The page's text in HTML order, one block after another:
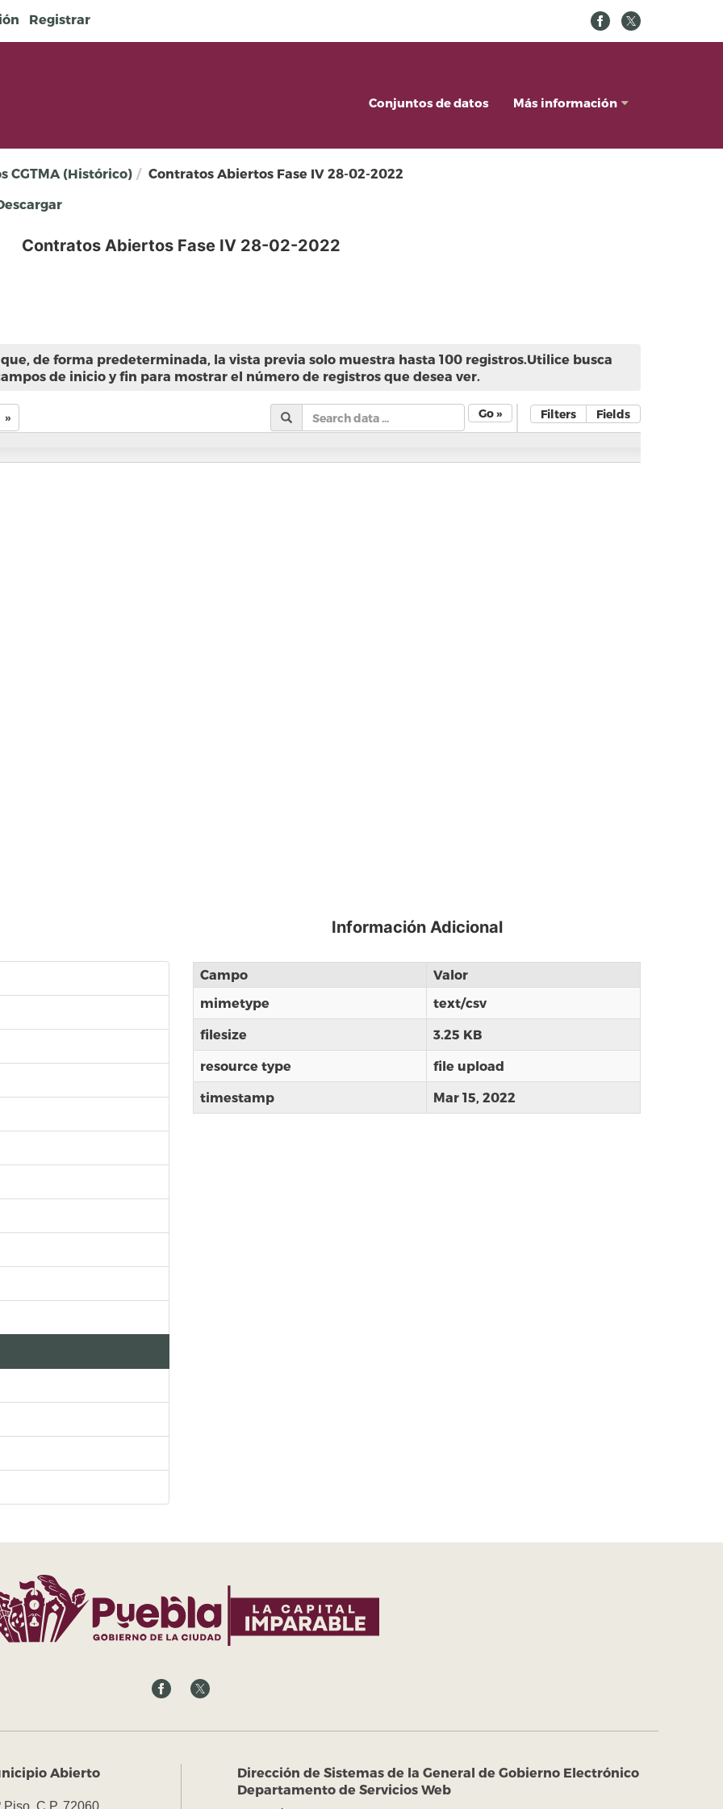
Registrar
Conjuntos de datos Más información
CGTMA (Histórico) Contratos Abiertos Fase IV 28-02-2022
Contratos Abiertos Fase IV 28-02-2022
de forma predeterminada, la vista previa solo muestra hasta 100 registros.Utilice busca
de inicio y fin para mostrar el número de registros que desea ver.
» Filters Fields
Go »
Información Adicional
Campo
Valor
mimetype
text/csv
filesize 3.25 KB
resource type file upload
timestamp Mar 15, 2022
Abierto
C.P. 72060.
Dirección de Sistemas de la General de Gobierno Electrónico
Departamento de Servicios Web